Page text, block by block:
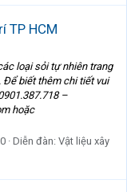
TP HCM
loại sỏi tự nhiên trang
Để biết thêm chi tiết vui
–
hoặc
Diễn đàn: Vật liệu xây